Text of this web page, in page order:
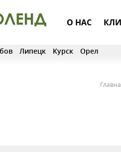
О НАС
Липецк Курск Орел